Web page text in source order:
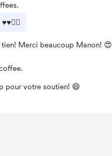
Merci beaucoup Manon! 😍
pour votre soutien! 😄